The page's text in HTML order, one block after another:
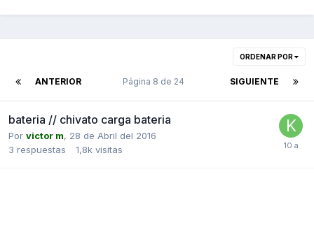
ORDENAR POR
ANTERIOR SIGUIENTE
Página 8 de 24
bateria // chivato carga bateria
Por victor m, 28 de Abril del 2016
3 respuestas 1,8k visitas